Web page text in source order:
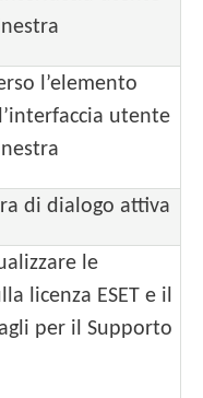
l’elemento
utente
di dialogo attiva
le
licenza ESET e il
per il Supporto